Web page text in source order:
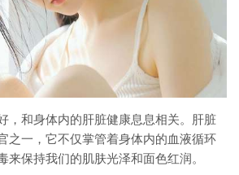
，和身体内的肝脏健康息息相关。肝脏
之一，它不仅掌管着身体内的血液循环
来保持我们的肌肤光泽和面色红润。